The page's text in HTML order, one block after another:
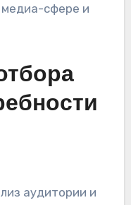
медиа-сфере и
аудитории и